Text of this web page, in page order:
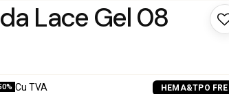
Lace Gel 08
Cu TVA